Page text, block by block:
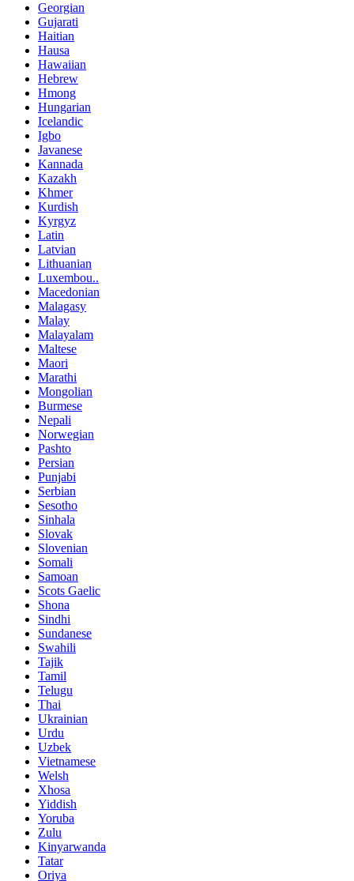
Georgian
Gujarati
Haitian
Hausa
Hawaiian
Hebrew
Hmong
Hungarian
Icelandic
Igbo
Javanese
Kannada
Kazakh
Khmer
Kurdish
Kyrgyz
Latin
Latvian
Lithuanian
Luxembou..
Macedonian
Malagasy
Malay
Malayalam
Maltese
Maori
Marathi
Mongolian
Burmese
Nepali
Norwegian
Pashto
Persian
Punjabi
Serbian
Sesotho
Sinhala
Slovak
Slovenian
Somali
Samoan
Scots Gaelic
Shona
Sindhi
Sundanese
Swahili
Tajik
Tamil
Telugu
Thai
Ukrainian
Urdu
Uzbek
Vietnamese
Welsh
Xhosa
Yiddish
Yoruba
Zulu
Kinyarwanda
Tatar
Oriya